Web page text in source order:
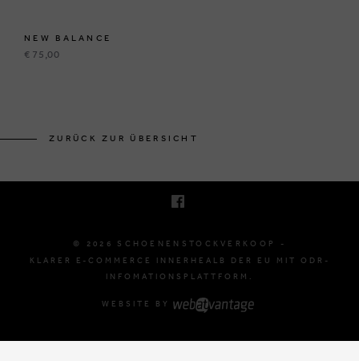
NEW BALANCE
€ 75,00
ZURÜCK ZUR ÜBERSICHT
© 2026 SCHOENENSTOCKVERKOOP -
KLARER E-COMMERCE INNERHEALB DER EU MIT ODR-
INFOMATIONSPLATTFORM.
WEBSITE BY